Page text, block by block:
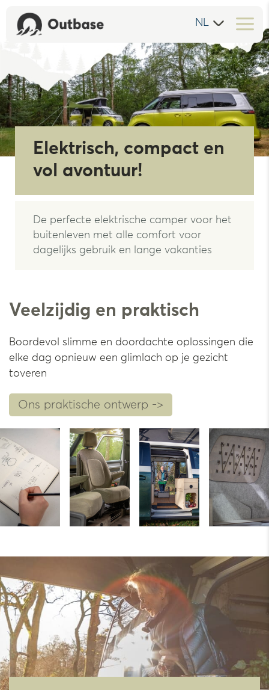
NL
Elektrisch, compact en
vol avontuur!
De perfecte elektrische camper voor het
buitenleven met alle comfort voor
dagelijks gebruik en lange vakanties
Veelzijdig en praktisch
Boordevol slimme en doordachte oplossingen die
elke dag opnieuw een glimlach op je gezicht
toveren
Ons praktische ontwerp ->